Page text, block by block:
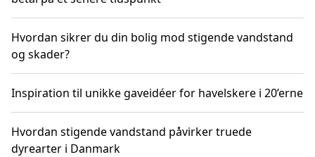
Hvordan sikrer du din bolig mod stigende vandstand
og skader?
Inspiration til unikke gaveidéer for havelskere i 20’erne
Hvordan stigende vandstand påvirker truede
dyrearter i Danmark